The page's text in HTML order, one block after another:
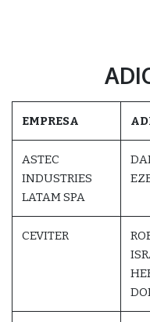
EMPRESA
ASTEC
INDUSTRIES
LATAM SPA
CEVITER